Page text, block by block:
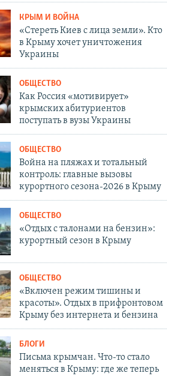
КРЫМ И ВОЙНА
«Стереть Киев с лица земли». Кто
в Крыму хочет уничтожения
Украины
ОБЩЕСТВО
Как Россия «мотивирует»
крымских абитуриентов
поступать в вузы Украины
ОБЩЕСТВО
Война на пляжах и тотальный
контроль: главные вызовы
курортного сезона-2026 в Крыму
ОБЩЕСТВО
«Отдых с талонами на бензин»:
курортный сезон в Крыму
ОБЩЕСТВО
«Включен режим тишины и
красоты». Отдых в прифронтовом
Крыму без интернета и бензина
БЛОГИ
Письма крымчан. Что-то стало
меняться в Крыму: где же теперь